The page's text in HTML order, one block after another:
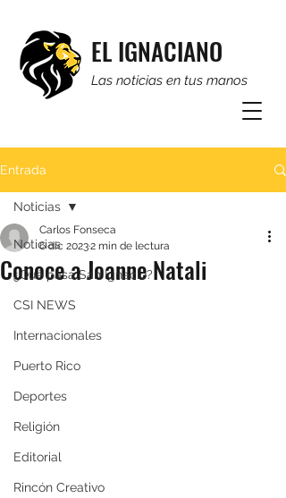
EL IGNACIANO
Las noticias en tus manos
Entrada
Noticias
¿Qué pasa San Ignacio?
CSI NEWS
Internacionales
Puerto Rico
Deportes
Religión
Editorial
Rincón Creativo
Noticias
Conoce a Joanne Natali
Carlos Fonseca
6 dic 20232 min de lectura